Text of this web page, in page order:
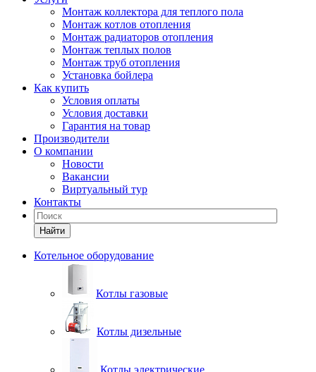
Монтаж коллектора для теплого пола
Монтаж котлов отопления
Монтаж радиаторов отопления
Монтаж теплых полов
Монтаж труб отопления
Установка бойлера
Как купить
Условия оплаты
Условия доставки
Гарантия на товар
Производители
О компании
Новости
Вакансии
Виртуальный тур
Контакты
Найти
Котельное оборудование
Котлы газовые
Котлы дизельные
Котлы электрические